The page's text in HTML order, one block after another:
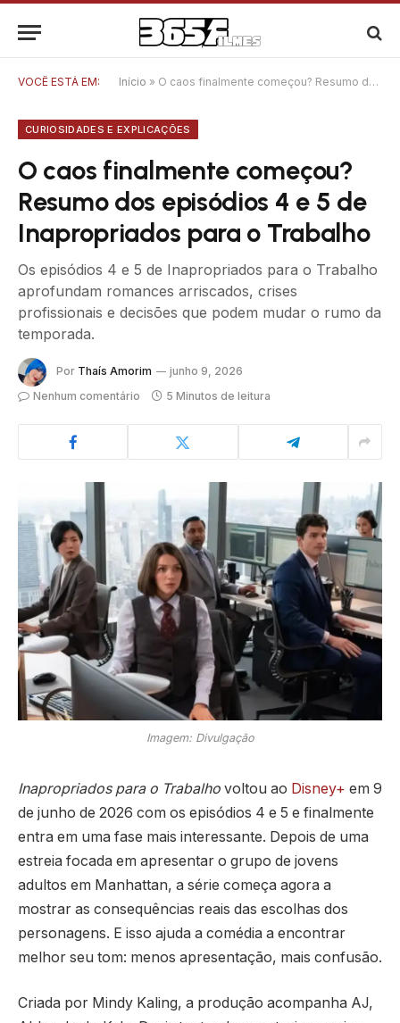
VOCÊ ESTÁ EM: Início » O caos finalmente começou? Resumo dos episódios 4 e 5 de Inapropriados para o Trabalho
CURIOSIDADES E EXPLICAÇÕES
O caos finalmente começou?
Resumo dos episódios 4 e 5 de
Inapropriados para o Trabalho
Os episódios 4 e 5 de Inapropriados para o Trabalho
aprofundam romances arriscados, crises
profissionais e decisões que podem mudar o rumo da
temporada.
Por Thaís Amorim
junho 9, 2026
Nenhum comentário
5 Minutos de leitura
Imagem: Divulgação
Inapropriados para o Trabalho voltou ao Disney+ em 9
de junho de 2026 com os episódios 4 e 5 e finalmente
entra em uma fase mais interessante. Depois de uma
estreia focada em apresentar o grupo de jovens
adultos em Manhattan, a série começa agora a
mostrar as consequências reais das escolhas dos
personagens. E isso ajuda a comédia a encontrar
melhor seu tom: menos apresentação, mais confusão.
Criada por Mindy Kaling, a produção acompanha AJ,